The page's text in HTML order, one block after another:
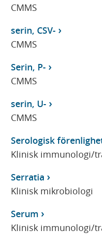
CMMS
serin, CSV-
CMMS
Serin, P-
CMMS
serin, U-
CMMS
Serologisk
Klinisk immunologi/
Serratia
Klinisk mikrobiologi
Serum
Klinisk immunologi/